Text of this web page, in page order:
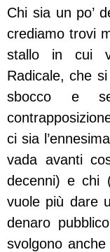
Chi sia un po’
crediamo trovi
stallo in cui
Radicale, che
sbocco e
ci sia
vada avanti
decenni) e chi
vuole più dare
denaro
svolgono